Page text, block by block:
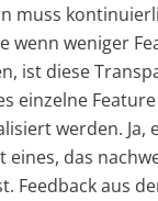
muss
wenn weniger
ist diese
einzelne
werden. Ja,
eines, das
Feedback aus